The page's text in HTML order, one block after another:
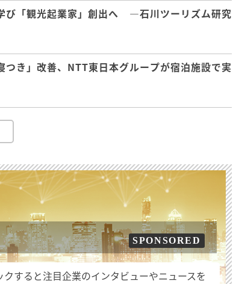
び「観光起業家」創出へ ―石川ツーリズム研究
き」改善、NTT東日本グループが宿泊施設で実
SPONSORED
すると注目企業のインタビューやニュースを